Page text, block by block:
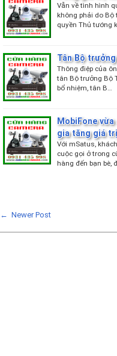
Vẫn về tình hình
không phải do Bộ
quyền Thủ tướng
Tân Bộ
Thông điệp của
tân Bộ trưởng Bộ
bổ nhiệm, tân B…
MobiFone
gia tăng giá
Với mSatus,
cuộc gọi ở trong
hàng đến bạn bè,
← Newer Post